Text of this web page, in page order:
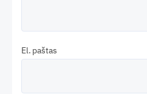
El. paštas